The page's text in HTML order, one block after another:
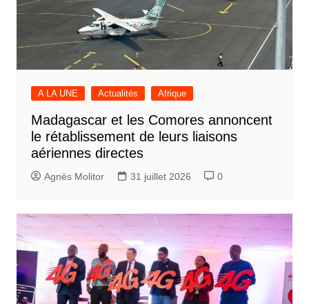
A LA UNE Actualités Afrique
Madagascar et les Comores annoncent
le rétablissement de leurs liaisons
aériennes directes
Agnès Molitor 31 juillet 2026 0